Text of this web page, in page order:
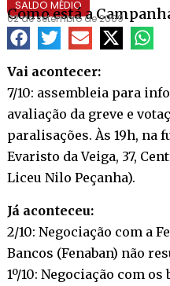
SALDO MÉDIO
Como está a
02 de setembro de 2009
Vai acontecer:
7/10: assembleia para
avaliação da greve e
paralisações. Às 19h, na
Evaristo da Veiga, 37,
Liceu Nilo Peçanha).
Já aconteceu:
2/10: Negociação com a
Bancos (Fenaban) não
1º/10: Negociação com